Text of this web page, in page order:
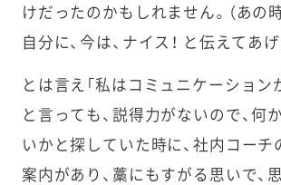
けだったのかもしれません。（あの
自分に、今は、ナイス！ と伝えてあげ
とは言え「私はコミュニケーション
と言っても、説得力がないので、何
いかと探していた時に、社内コーチ
案内があり、藁にもすがる思いで、